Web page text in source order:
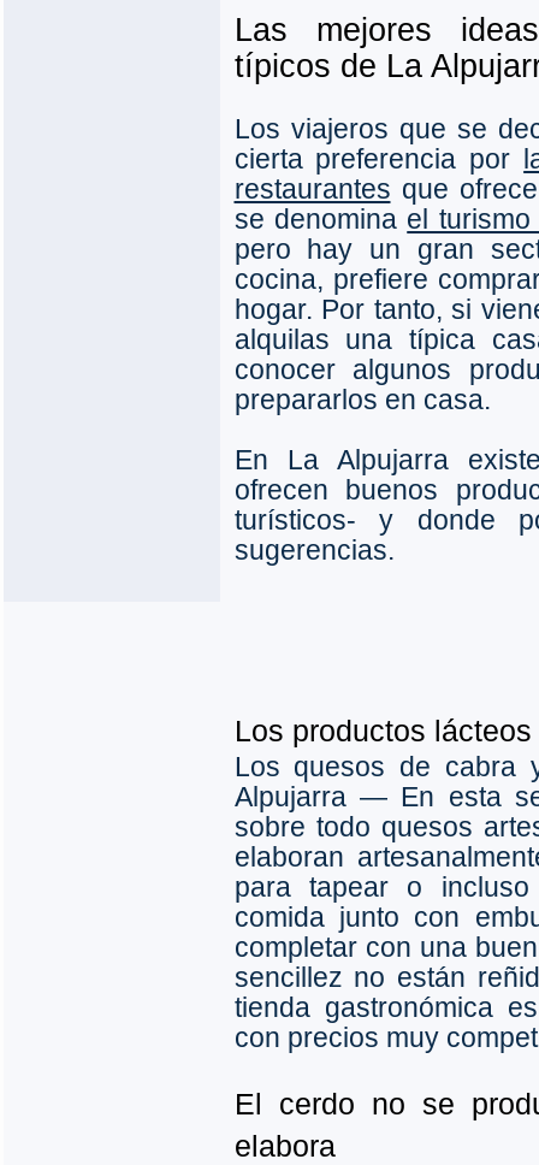
Las mejores
típicos de La
Los viajeros que se
cierta preferencia por
restaurantes que
se denomina el
pero hay un gran
cocina, prefiere
hogar. Por tanto, si
alquilas una típica
conocer algunos
prepararlos en casa.
En La Alpujarra
ofrecen buenos
turísticos- y donde
sugerencias.
Los productos
Los quesos de cabra
Alpujarra ― En esta
sobre todo quesos
elaboran
para tapear o
comida junto con
completar con una
sencillez no están
tienda gastronómica
con precios muy
El cerdo no se
elabora